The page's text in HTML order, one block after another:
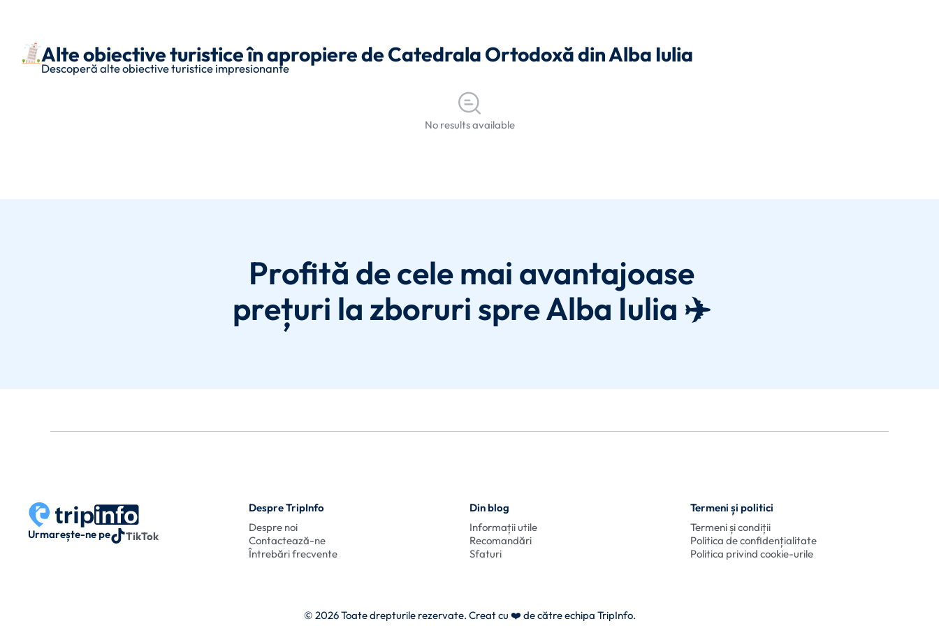
Alte obiective turistice în apropiere de Catedrala Ortodoxă din Alba Iulia
Descoperă alte obiective turistice impresionante
No results available
Profită de cele mai avantajoase
prețuri la zboruri spre Alba Iulia ✈️
Urmarește-ne pe TikTok
Despre TripInfo
Despre noi
Contactează-ne
Întrebări frecvente
Din blog
Informații utile
Recomandări
Sfaturi
Termeni și politici
Termeni și condiții
Politica de confidențialitate
Politica privind cookie-urile
© 2026 Toate drepturile rezervate. Creat cu ❤️ de către echipa TripInfo.